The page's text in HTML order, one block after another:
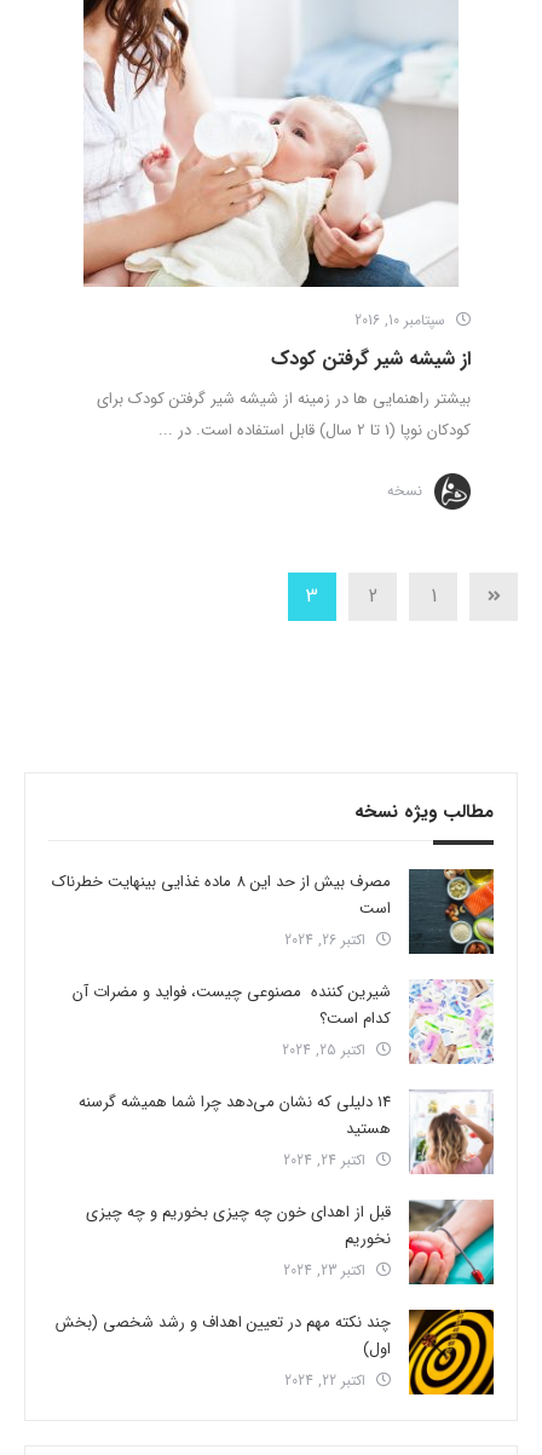
سپتامبر 10, 2016
از شیشه شیر گرفتن کودک
بیشتر راهنمایی ها در زمینه از شیشه شیر گرفتن کودک برای
کودکان نوپا (1 تا 2 سال) قابل استفاده است. در ...
نسخه
1
2
3
مطالب ویژه نسخه
مصرف بیش از حد این 8 ماده غذایی بینهایت خطرناک
است
اکتبر 26, 2024
شیرین کننده مصنوعی چیست، فواید و مضرات آن
کدام است؟
اکتبر 25, 2024
14 دلیلی که نشان می‌دهد چرا شما همیشه گرسنه
هستید
اکتبر 24, 2024
قبل از اهدای خون چه چیزی بخوریم و چه چیزی
نخوریم
اکتبر 23, 2024
چند نکته مهم در تعیین اهداف و رشد شخصی (بخش
اول)
اکتبر 22, 2024